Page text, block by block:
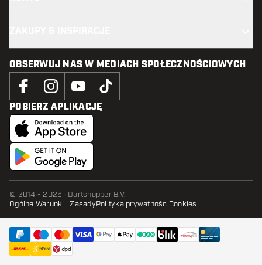
OBSERWUJ NAS W MEDIACH SPOŁECZNOŚCIOWYCH
POBIERZ APLIKACJĘ
© 2014 - 2026 · Dartshopper B.V.
Ogólne Warunki i ZasadyPolityka prywatnościCookies